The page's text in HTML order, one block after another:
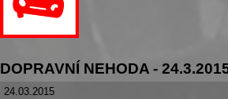
DOPRAVNÍ NEHODA -
24.03.2015